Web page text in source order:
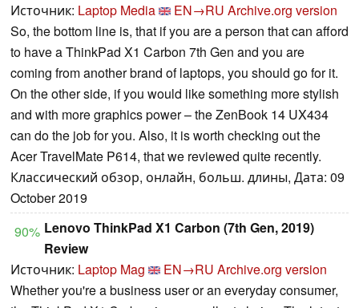
Источник: Laptop Media EN→RU Archive.org version
So, the bottom line is, that if you are a person that can afford
to have a ThinkPad X1 Carbon 7th Gen and you are
coming from another brand of laptops, you should go for it.
On the other side, if you would like something more stylish
and with more graphics power – the ZenBook 14 UX434
can do the job for you. Also, it is worth checking out the
Acer TravelMate P614, that we reviewed quite recently.
Классический обзор, онлайн, больш. длины, Дата: 09
October 2019
90% Lenovo ThinkPad X1 Carbon (7th Gen, 2019)
Review
Источник: Laptop Mag EN→RU Archive.org version
Whether you're a business user or an everyday consumer,